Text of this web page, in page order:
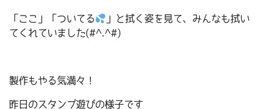
「ここ」「ついてる
」と拭く姿を見て、みんなも拭い
てくれていました(#^.^#)
製作もやる気満々！
昨日のスタンプ遊びの様子です